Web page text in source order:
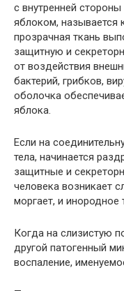
с внутренней
яблоком, называется
прозрачная ткань
защитную и
от воздействия
бактерий, грибков,
оболочка
яблока.
Если на
тела, начинается
защитные и
человека возникает
моргает, и инородное
Когда на слизистую
другой патогенный
воспаление,